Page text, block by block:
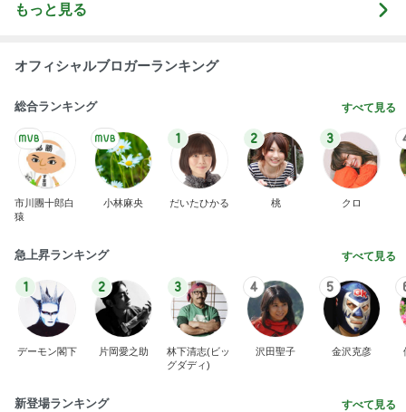
もっと見る
オフィシャルブロガーランキング
総合ランキング すべて見る
市川團十郎白
猿
小林麻央
1
だいたひかる
2
桃
3
クロ
急上昇ランキング すべて見る
1
デーモン閣下
2
片岡愛之助
3
林下清志(ビッ
グダディ)
4
沢田聖子
5
金沢克彦
新登場ランキング すべて見る